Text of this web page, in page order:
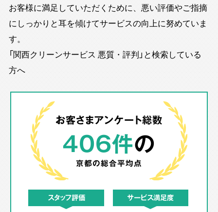
お客様に満足していただくために、悪い評価やご指摘
にしっかりと耳を傾けてサービスの向上に努めていま
す。
「関西クリーンサービス 悪質・評判」と検索している
方へ
お客さまアンケート総数
406件の
京都の総合平均点
スタッフ評価 サービス満足度